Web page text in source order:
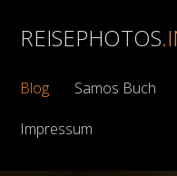
REISEPHOTOS
Blog Samos Buch
Impressum